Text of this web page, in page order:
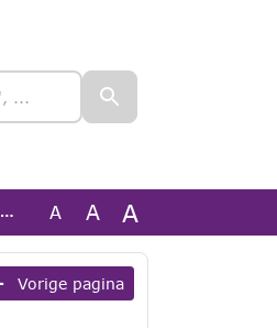
A A A
Vorige pagina